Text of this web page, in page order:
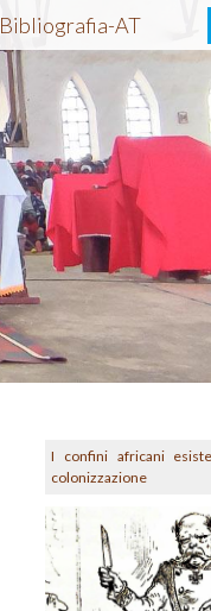
Bibliografia-AT
I confini africani
colonizzazione